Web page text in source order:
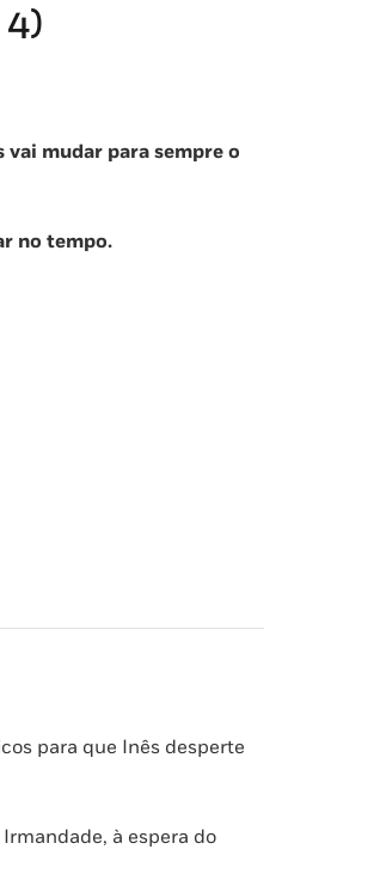
mudar para sempre o
no tempo.
para que Inês desperte
à espera do